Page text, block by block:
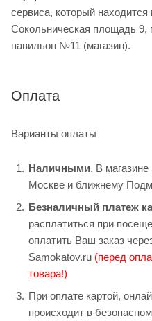
сервиса, который находится
Сокольническая площадь
павильон №11 (магазин).
Оплата
Варианты оплаты
Наличными. В
Москве и ближнему
Безналичный платеж
расплатиться при
оплатить Ваш заказ
Samokatov.ru (перед
товара!)
При оплате картой,
происходит в